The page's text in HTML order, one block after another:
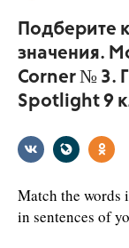
Подберите
зна­чения.
Corner № 3.
Spotlight 9
Match the words
in sentences of